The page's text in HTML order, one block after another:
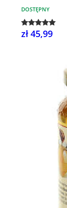
DOSTĘPNY
zł 45,99